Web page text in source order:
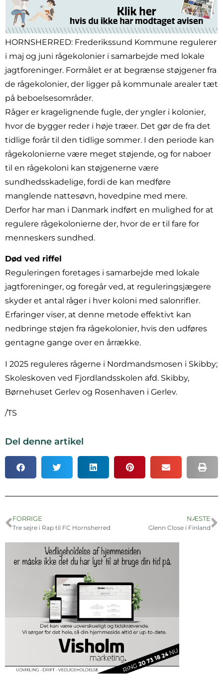
HORNSHERRED: Frederikssund Kommune regulerer
i maj og juni rågekolonier i samarbejde med lokale
jagtforeninger. Formålet er at begrænse støjgener fra
de rågekolonier, der ligger på kommunale arealer tæt
på beboelsesområder.
Råger er kragelignende fugle, der yngler i kolonier,
hvor de bygger reder i høje træer. Det gør de fra det
tidlige forår til den tidlige sommer. I den periode kan
rågekolonierne være meget støjende, og for naboer
til en rågekoloni kan støjgenerne være
sundhedsskadelige, fordi de kan medføre
manglende nattesøvn, hovedpine med mere.
Derfor har man i Danmark indført en mulighed for at
regulere rågekolonierne der, hvor de er til fare for
menneskers sundhed.
Død ved riffel
Reguleringen foretages i samarbejde med lokale
jagtforeninger, og foregår ved, at reguleringsjægere
skyder et antal råger i hver koloni med salonrifler.
Erfaringer viser, at denne metode effektivt kan
nedbringe støjen fra rågekolonier, hvis den udføres
gentagne gange over en årrække.
I 2025 reguleres rågerne i Nordmandsmosen i Skibby;
Skoleskoven ved Fjordlandsskolen afd. Skibby,
Børnehuset Gerlev og Rosenhaven i Gerlev.
/TS
Del denne artikel
FORRIGE
Tre sejre i Rap til FC Hornsherred
NÆSTE
Glenn Close i Finland